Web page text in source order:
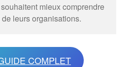
CANDIDATURES 2022
Forum 2021
Forum 2018
mieux comprendre
leurs organisations.
COMPLET